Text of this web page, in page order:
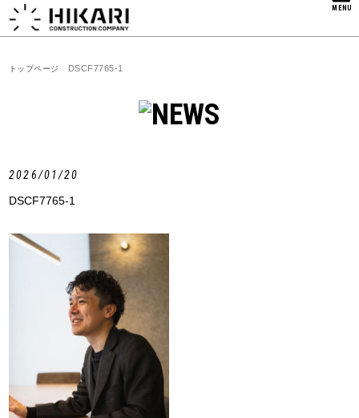
MENU
トップページ DSCF7765-1
2026/01/20
DSCF7765-1